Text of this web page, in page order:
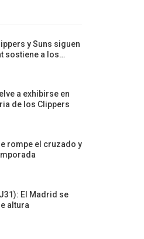
y Suns siguen
sostiene a los…
a exhibirse en
de los Clippers
rompe el cruzado y
El Madrid se
altura